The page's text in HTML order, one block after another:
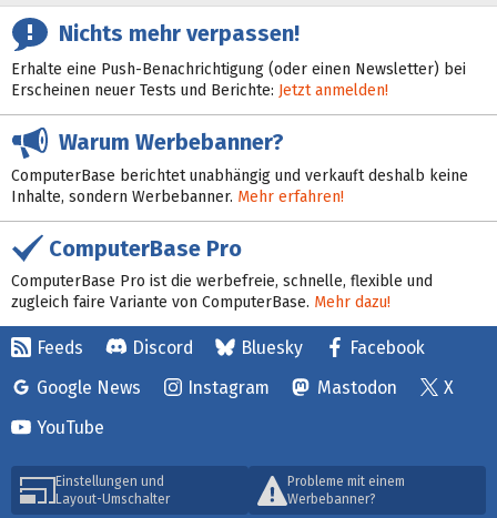
Nichts mehr verpassen!
Erhalte eine Push-Benachrichtigung (oder einen Newsletter) bei
Erscheinen neuer Tests und Berichte: Jetzt anmelden!
Warum Werbebanner?
ComputerBase berichtet unabhängig und verkauft deshalb keine
Inhalte, sondern Werbebanner. Mehr erfahren!
ComputerBase Pro
ComputerBase Pro ist die werbefreie, schnelle, flexible und
zugleich faire Variante von ComputerBase. Mehr dazu!
Feeds Discord Bluesky
Facebook
Google News
Instagram Mastodon
X
YouTube
Einstellungen und
Layout-Umschalter
Probleme mit einem
Werbebanner?